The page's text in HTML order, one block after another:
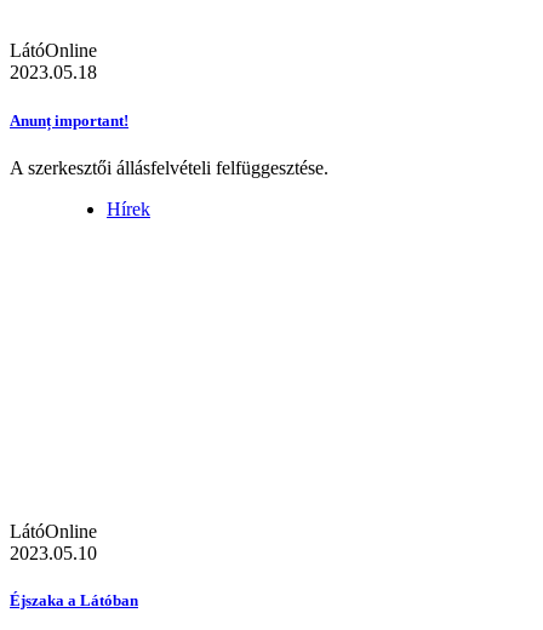
LátóOnline
2023.05.18
Anunț important!
A szerkesztői állásfelvételi felfüggesztése.
Hírek
LátóOnline
2023.05.10
Éjszaka a Látóban